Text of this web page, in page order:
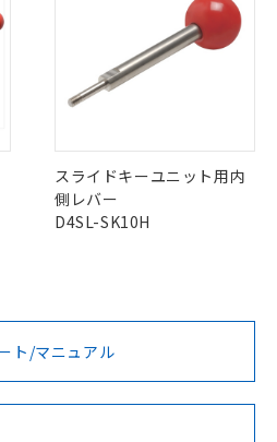
スライドキーユニット用内
側レバー
D4SL-SK10H
ト/マニュアル
ェブサイト上で当社にご
品リストについて、当社
共同利用者が、当社の製
に関するお客様との取
要な範囲で利用すること
関して"
の「1.共同利
に記載されている法人を
ダウンロード
をダウンロードするこ
物質）の非含有証明書
書（当社基準）
時点で非含有を証明す
って非含有を証明する
への在庫切替を完了
特段のことがない限
より割愛しておりま